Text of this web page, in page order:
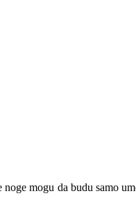
mogu da budu samo